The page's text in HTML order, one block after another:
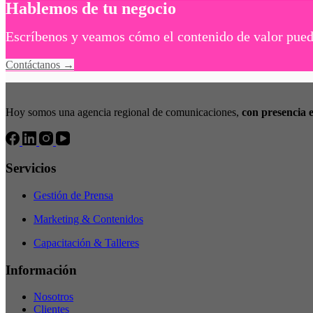
Hablemos de tu negocio
Escríbenos y veamos cómo el contenido de valor
Contáctanos →
Hoy somos una agencia regional de comunicaciones, con presencia
Servicios
Gestión de Prensa
Marketing & Contenidos
Capacitación & Talleres
Información
Nosotros
Clientes